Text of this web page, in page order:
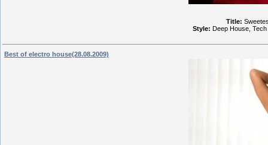
Title:
Style: Deep House,
Best of electro house(28.08.2009)